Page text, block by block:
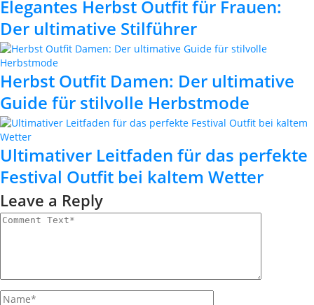
Elegantes Herbst Outfit für Frauen:
Der ultimative Stilführer
Herbst Outfit Damen: Der ultimative
Guide für stilvolle Herbstmode
Ultimativer Leitfaden für das perfekte
Festival Outfit bei kaltem Wetter
Leave a Reply